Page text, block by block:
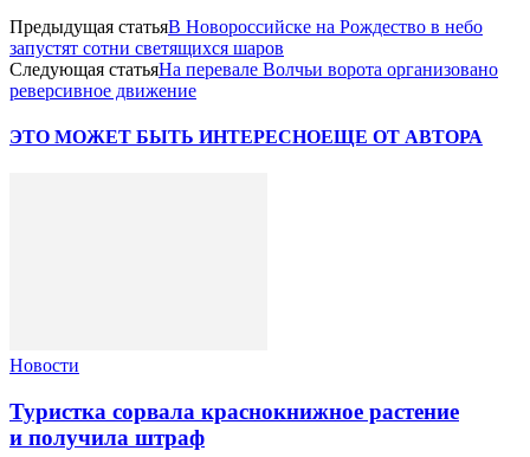
Предыдущая статьяВ Новороссийске на Рождество в небо
запустят сотни светящихся шаров
Следующая статьяНа перевале Волчьи ворота организовано
реверсивное движение
ЭТО МОЖЕТ БЫТЬ ИНТЕРЕСНОЕЩЕ ОТ АВТОРА
Новости
Туристка сорвала краснокнижное растение
и получила штраф